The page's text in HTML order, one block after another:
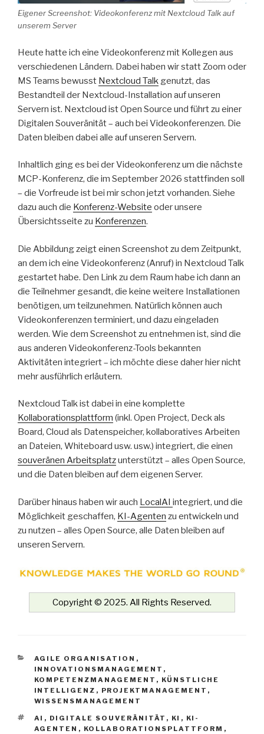
Eigener Screenshot: Videokonferenz mit Nextcloud Talk auf
unserem Server
Heute hatte ich eine Videokonferenz mit Kollegen aus
verschiedenen Ländern. Dabei haben wir statt Zoom oder
MS Teams bewusst Nextcloud Talk genutzt, das
Bestandteil der Nextcloud-Installation auf unseren
Servern ist. Nextcloud ist Open Source und führt zu einer
Digitalen Souveränität – auch bei Videokonferenzen. Die
Daten bleiben dabei alle auf unseren Servern.
Inhaltlich ging es bei der Videokonferenz um die nächste
MCP-Konferenz, die im September 2026 stattfinden soll
– die Vorfreude ist bei mir schon jetzt vorhanden. Siehe
dazu auch die Konferenz-Website oder unsere
Übersichtsseite zu Konferenzen.
Die Abbildung zeigt einen Screenshot zu dem Zeitpunkt,
an dem ich eine Videokonferenz (Anruf) in Nextcloud Talk
gestartet habe. Den Link zu dem Raum habe ich dann an
die Teilnehmer gesandt, die keine weitere Installationen
benötigen, um teilzunehmen. Natürlich können auch
Videokonferenzen terminiert, und dazu eingeladen
werden. Wie dem Screenshot zu entnehmen ist, sind die
aus anderen Videokonferenz-Tools bekannten
Aktivitäten integriert – ich möchte diese daher hier nicht
mehr ausführlich erläutern.
Nextcloud Talk ist dabei in eine komplette
Kollaborationsplattform (inkl. Open Project, Deck als
Board, Cloud als Datenspeicher, kollaboratives Arbeiten
an Dateien, Whiteboard usw. usw.) integriert, die einen
souveränen Arbeitsplatzunterstützt – alles Open Source,
und die Daten bleiben auf dem eigenen Server.
Darüber hinaus haben wir auch LocalAI integriert, und die
Möglichkeit geschaffen, KI-Agenten zu entwickeln und
zu nutzen – alles Open Source, alle Daten bleiben auf
unseren Servern.
Copyright © 2025. All Rights Reserved.
KATEGORIEN
AGILE ORGANISATION ,
INNOVATIONSMANAGEMENT ,
KOMPETENZMANAGEMENT , KÜNSTLICHE
INTELLIGENZ , PROJEKTMANAGEMENT ,
WISSENSMANAGEMENT
SCHLAGWÖRTER
AI , DIGITALE SOUVERÄNITÄT , KI , KI-
AGENTEN , KOLLABORATIONSPLATTFORM ,